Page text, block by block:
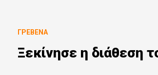
ΓΡΕΒΕΝΆ
Ξεκίνησε η διάθεση